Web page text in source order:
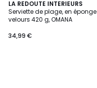
LA REDOUTE INTERIEURS
Serviette de plage, en éponge
velours 420 g, OMANA
34,99 €